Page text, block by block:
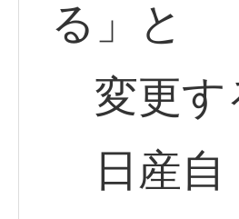
る」と
変更す
日産自